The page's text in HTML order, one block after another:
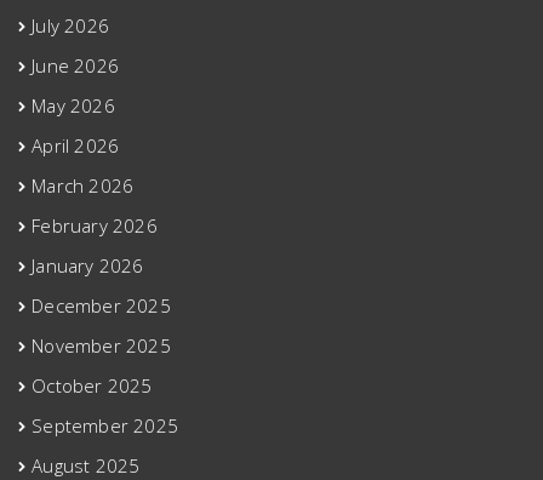
July 2026
June 2026
May 2026
April 2026
March 2026
February 2026
January 2026
December 2025
November 2025
October 2025
September 2025
August 2025